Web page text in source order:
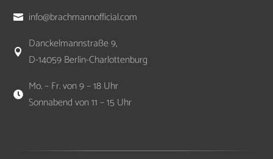
 info@brachmannofficial.com

Danckelmannstraße 9,
D-14059 Berlin-Charlottenburg

Mo. – Fr. von 9 – 18 Uhr
Sonnabend von 11 – 15 Uhr